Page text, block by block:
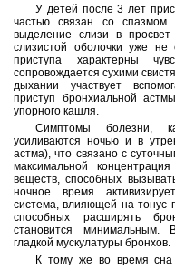
У детей после 3 лет
частью связан со спазмом
выделение слизи в
слизистой оболочки уже не
приступа характерны
сопровождается сухими
дыхании участвует
приступ бронхиальной
упорного кашля.
Симптомы болезни,
усиливаются ночью и в
астма), что связано с
максимальной
веществ, способных
ночное время
система, влияющей на тонус
способных расширять
становится минимальным.
гладкой мускулатуры бронхов.
К тому же во время сна